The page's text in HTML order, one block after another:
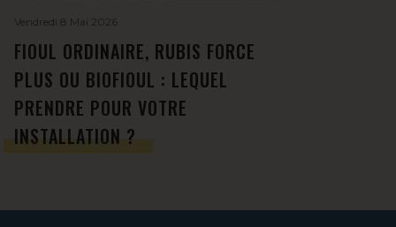
Vendredi 8 Mai 2026
FIOUL ORDINAIRE, RUBIS FORCE
PLUS OU BIOFIOUL : LEQUEL
PRENDRE POUR VOTRE
INSTALLATION ?